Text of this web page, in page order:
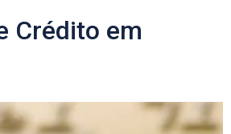
Crédito em